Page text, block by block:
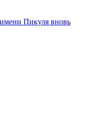
Пикуля вновь